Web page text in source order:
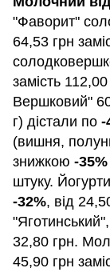
"Фаворит"
64,53 грн
замість
Вершковий"
г) дістали по -
(вишня,
знижкою -
штуку.
-32%, від
32,80 грн.
45,90 грн